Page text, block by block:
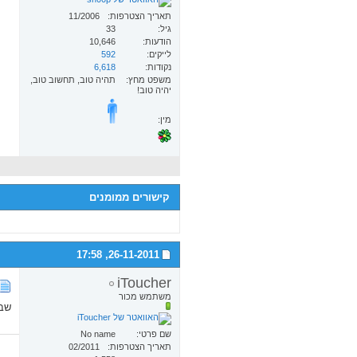
תאריך הצטרפות
11/2006
גיל
33
הודעות
10,646
לייקים
592
נקודות
6,618
משפט מחץ
תהיה טוב, תחשוב טוב,
יהיה טוב!
מין:
קישורים ממומנים
26-11-2011,
17:58
iToucher
משתמש מכור
שם פרטי
No name
תאריך הצטרפות
02/2011